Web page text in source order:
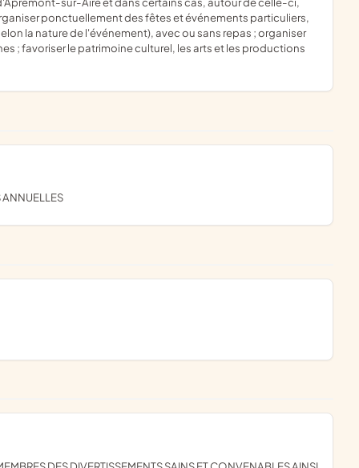
ponctuellement des fêtes et événements particuliers,
la nature de l'événement), avec ou sans repas ; organiser
; favoriser le patrimoine culturel, les arts et les productions
ANNUELLES